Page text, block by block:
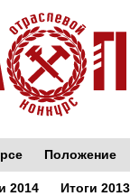
Положение
2014 Итоги 2013